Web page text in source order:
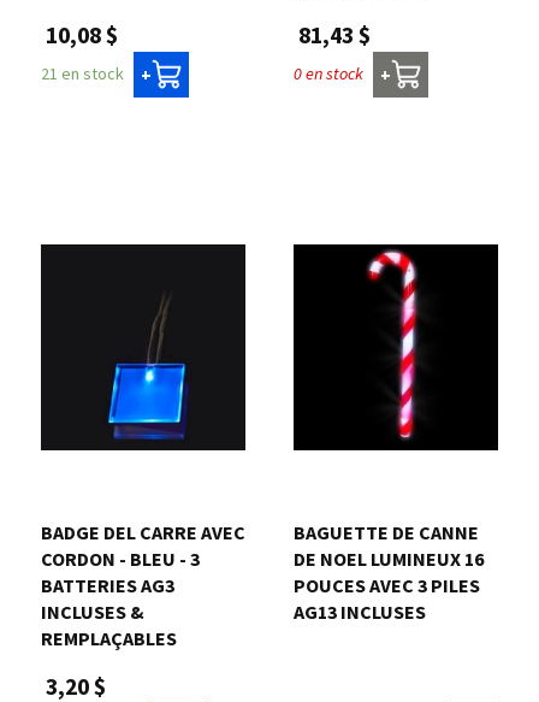
10,08 $
21 en stock +
81,43 $
0 en stock +
BADGE DEL CARRE AVEC
CORDON - BLEU - 3
BATTERIES AG3
INCLUSES &
REMPLAÇABLES
3,20 $
BAGUETTE DE CANNE
DE NOEL LUMINEUX 16
POUCES AVEC 3 PILES
AG13 INCLUSES